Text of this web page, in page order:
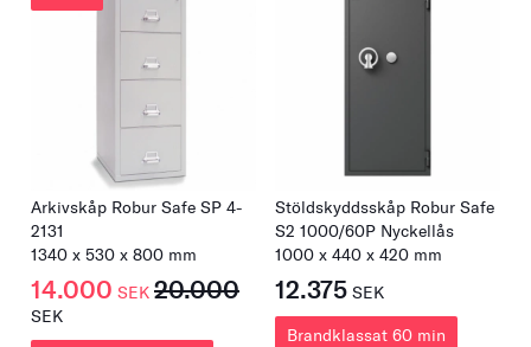
Arkivskåp Robur Safe SP 4-
2131
1340 x 530 x 800 mm
14.000 SEK 20.000
SEK
Stöldskyddsskåp Robur Safe
S2 1000/60P Nyckellås
1000 x 440 x 420 mm
12.375 SEK
Brandklassat 60 min